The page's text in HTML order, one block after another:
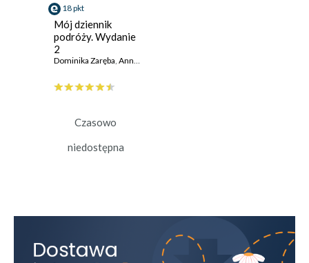
18 pkt
Mój dziennik
podróży. Wydanie
2
Dominika Zaręba, Anna Jamróz
Czasowo
niedostępna